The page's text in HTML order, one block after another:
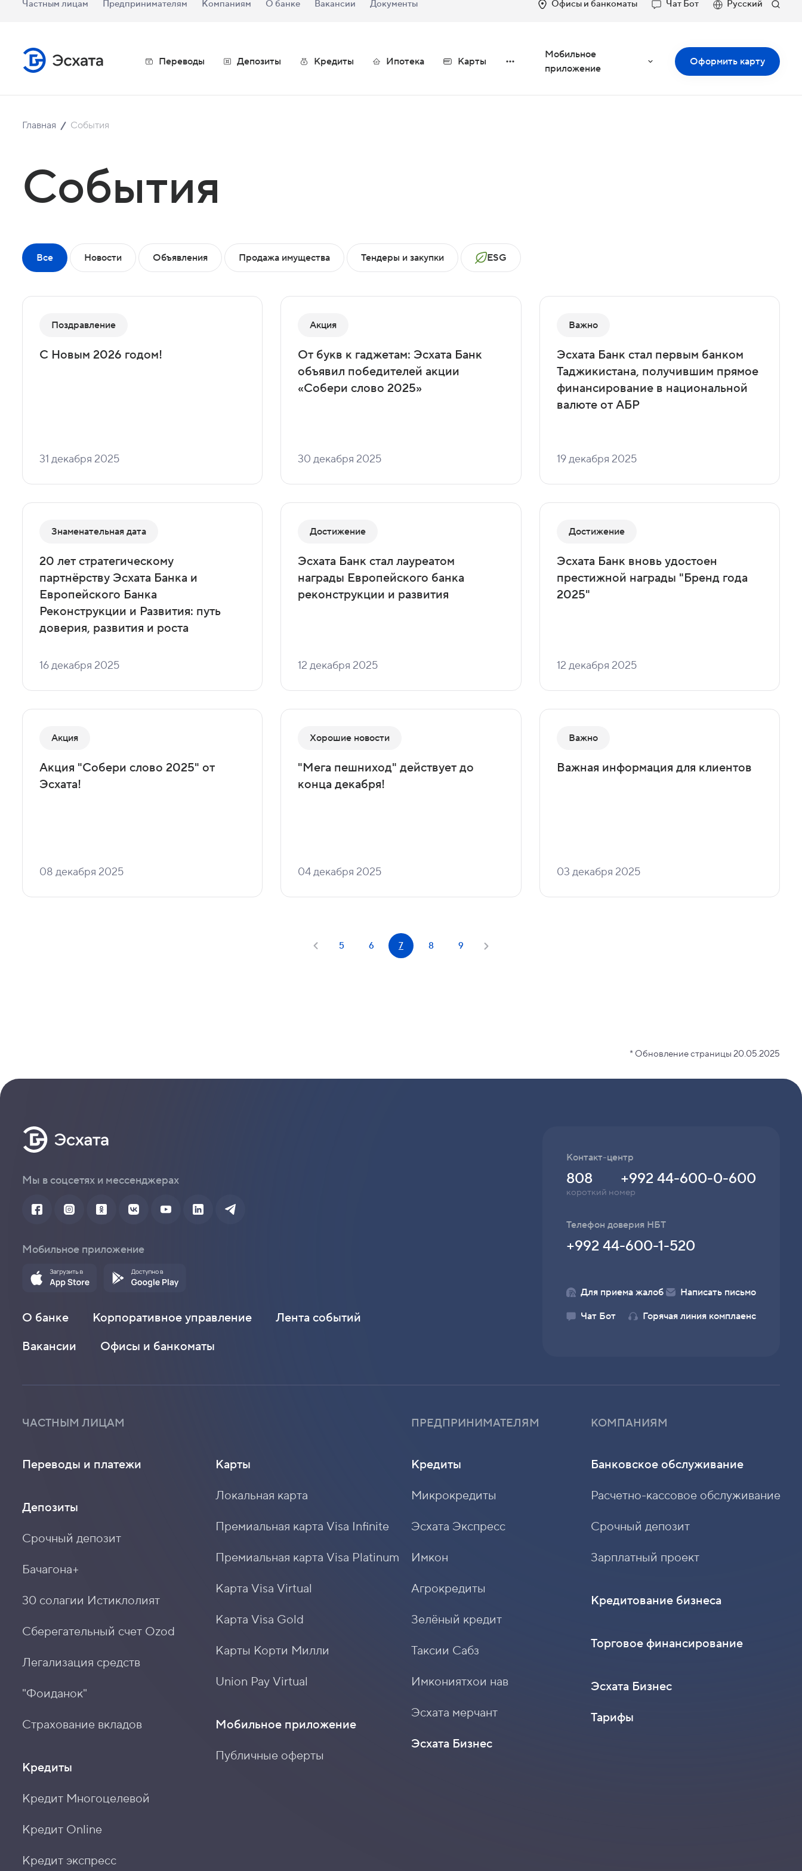
Частным лицам Предпринимателям Компаниям О банке Вакансии Документы Офисы и банкоматы Чат Бот Русский
Переводы Депозиты Кредиты Ипотека Карты
Мобильное
приложение
Оформить карту
Главная События
События
Все Новости Объявления Продажа имущества Тендеры и закупки ESG
Поздравление
С Новым 2026 годом!
31 декабря 2025
Акция
От букв к гаджетам: Эсхата Банк
объявил победителей акции
«Собери слово 2025»
30 декабря 2025
Важно
Эсхата Банк стал первым банком
Таджикистана, получившим прямое
финансирование в национальной
валюте от АБР
19 декабря 2025
Знаменательная дата
20 лет стратегическому
партнёрству Эсхата Банка и
Европейского Банка
Реконструкции и Развития: путь
доверия, развития и роста
16 декабря 2025
Достижение
Эсхата Банк стал лауреатом
награды Европейского банка
реконструкции и развития
12 декабря 2025
Достижение
Эсхата Банк вновь удостоен
престижной награды "Бренд года
2025"
12 декабря 2025
Акция
Акция "Собери слово 2025" от
Эсхата!
08 декабря 2025
Хорошие новости
"Мега пешниход" действует до
конца декабря!
04 декабря 2025
Важно
Важная информация для клиентов
03 декабря 2025
5 6 7 8 9
* Обновление страницы 20.05.2025
Контакт-центр
короткий номер
808 +992 44-600-0-600
Телефон доверия НБТ
+992 44-600-1-520
Для приема жалоб
Написать письмо
Чат Бот
Горячая линия комплаенс
Мы в соцсетях и мессенджерах
Мобильное приложение
О банке Корпоративное управление
Лента событий
Вакансии
Офисы и банкоматы
ЧАСТНЫМ ЛИЦАМ
Переводы и платежи
Депозиты
Срочный депозит
Бачагона+
30 солагии Истиклолият
Сберегательный счет Ozod
Легализация средств
"Фоиданок"
Страхование вкладов
Кредиты
Кредит Многоцелевой
Кредит Online
Кредит экспресс
Карты
Локальная карта
Премиальная карта Visa Infinite
Премиальная карта Visa Platinum
Карта Visa Virtual
Карта Visa Gold
Карты Корти Милли
Union Pay Virtual
Мобильное приложение
Публичные оферты
ПРЕДПРИНИМАТЕЛЯМ
Кредиты
Микрокредиты
Эсхата Экспресс
Имкон
Агрокредиты
Зелёный кредит
Таксии Сабз
Имкониятхои нав
Эсхата мерчант
Эсхата Бизнес
КОМПАНИЯМ
Банковское обслуживание
Расчетно-кассовое обслуживание
Срочный депозит
Зарплатный проект
Кредитование бизнеса
Торговое финансирование
Эсхата Бизнес
Тарифы